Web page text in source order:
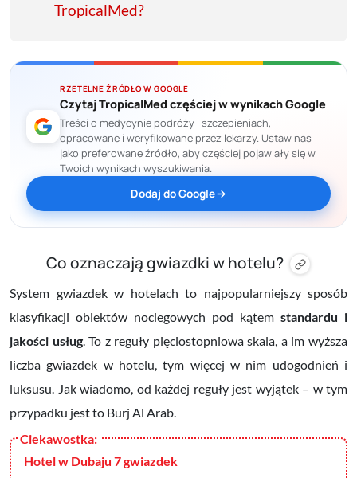
TropicalMed?
RZETELNE ŹRÓDŁO W GOOGLE
Czytaj TropicalMed częściej w wynikach Google
Treści o medycynie podróży i szczepieniach,
opracowane i weryfikowane przez lekarzy. Ustaw nas
jako preferowane źródło, aby częściej pojawiały się w
Twoich wynikach wyszukiwania.
Dodaj do Google
Co oznaczają gwiazdki w hotelu?
System gwiazdek w hotelach to najpopularniejszy sposób
klasyfikacji obiektów noclegowych pod kątem standardu i
jakości usług. To z reguły pięciostopniowa skala, a im wyższa
liczba gwiazdek w hotelu, tym więcej w nim udogodnień i
luksusu. Jak wiadomo, od każdej reguły jest wyjątek – w tym
przypadku jest to Burj Al Arab.
Hotel w Dubaju 7 gwiazdek